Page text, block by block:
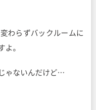
わらずバックルームに
よ。
ゃないんだけど…